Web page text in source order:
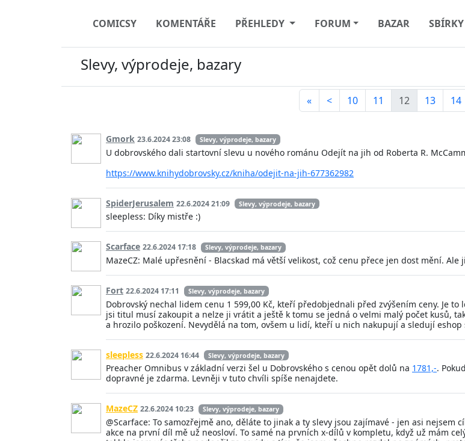
COMICSY KOMENTÁŘE PŘEHLEDY FORUM BAZAR SBÍRKY
Slevy, výprodeje, bazary
« < 10 11 12 13 14
Gmork 23.6.2024 23:08 Slevy, výprodeje, bazary
U dobrovského dali startovní slevu u nového románu Odejít na jih od Roberta R.
https://www.knihydobrovsky.cz/kniha/odejit-na-jih-677362982
SpiderJerusalem 22.6.2024 21:09 Slevy, výprodeje, bazary
sleepless: Díky mistře :)
Scarface 22.6.2024 17:18 Slevy, výprodeje, bazary
MazeCZ: Malé upřesnění - Blacskad má větší velikost, což cenu přece jen dost mění. Ale
Fort 22.6.2024 17:11 Slevy, výprodeje, bazary
Dobrovský nechal lidem cenu 1 599,00 Kč, kteří předobjednali před zvýšením ceny. Je
jsi titul musí zakoupit a nelze ji vrátit a ještě k tomu se jedná o velmi malý počet kusů,
a hrozilo poškození. Nevydělá na tom, ovšem u lidí, kteří u nich nakupují a sledují eshop
sleepless 22.6.2024 16:44 Slevy, výprodeje, bazary
Preacher Omnibus v základní verzi šel u Dobrovského s cenou opět dolů na 1781,-.
dopravné je zdarma. Levněji v tuto chvíli spíše nenajdete.
MazeCZ 22.6.2024 10:23 Slevy, výprodeje, bazary
@Scarface: To samozřejmě ano, děláte to jinak a ty slevy jsou zajímavé - jen asi
akce na první díl mě už neosloví. To samé na prvních x-dílů v kompletu, když už mám